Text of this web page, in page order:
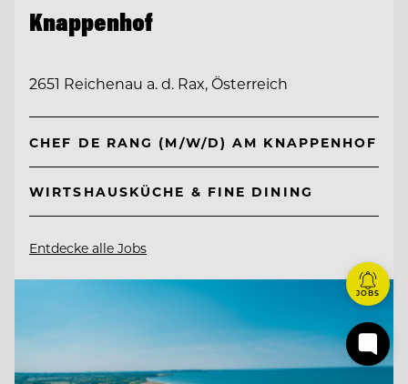
Knappenhof
2651 Reichenau a. d. Rax, Österreich
CHEF DE RANG (M/W/D) AM KNAPPENHOF
WIRTSHAUSKÜCHE & FINE DINING
Entdecke alle Jobs
JOBS